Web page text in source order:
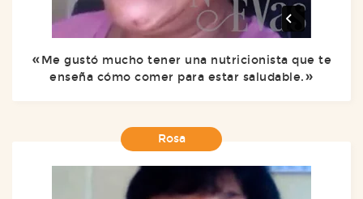
Me gustó mucho tener una nutricionista que te
enseña cómo comer para estar saludable.
Rosa